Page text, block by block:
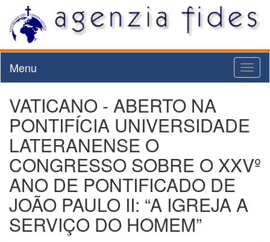
Menu
VATICANO - ABERTO NA
PONTIFÍCIA UNIVERSIDADE
LATERANENSE O
CONGRESSO SOBRE O XXVº
ANO DE PONTIFICADO DE
JOÃO PAULO II: “A IGREJA A
SERVIÇO DO HOMEM”